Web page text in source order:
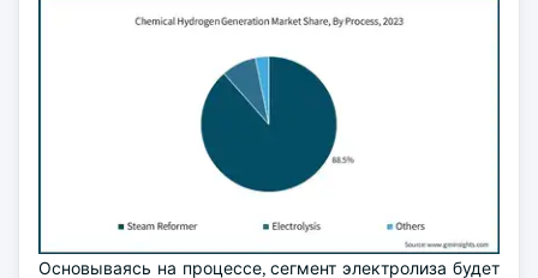
Основываясь на процессе, сегмент электролиза будет